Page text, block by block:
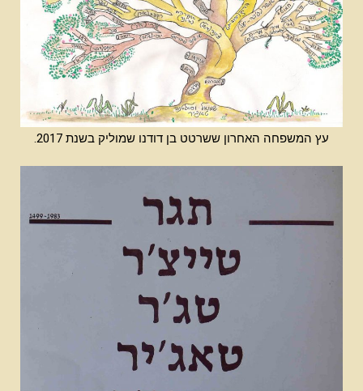
עץ המשפחה האחרון ששרטט בן דודנו שמוליק בשנת 2017.